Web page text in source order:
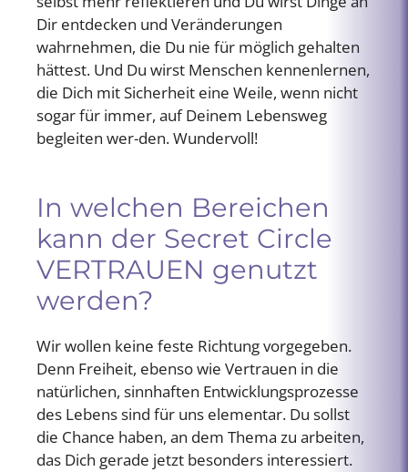
Dir entdecken und Veränderungen
wahrnehmen, die Du nie für möglich gehalten
hättest. Und Du wirst Menschen kennenlernen,
die Dich mit Sicherheit eine Weile, wenn nicht
sogar für immer, auf Deinem Lebensweg
begleiten wer-den. Wundervoll!
In welchen Bereichen
kann der Secret Circle
VERTRAUEN genutzt
werden?
Wir wollen keine feste Richtung vorgegeben.
Denn Freiheit, ebenso wie Vertrauen in die
natürlichen, sinnhaften Entwicklungsprozesse
des Lebens sind für uns elementar. Du sollst
die Chance haben, an dem Thema zu arbeiten,
das Dich gerade jetzt besonders interessiert.